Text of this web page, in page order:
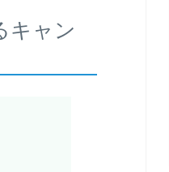
キャン